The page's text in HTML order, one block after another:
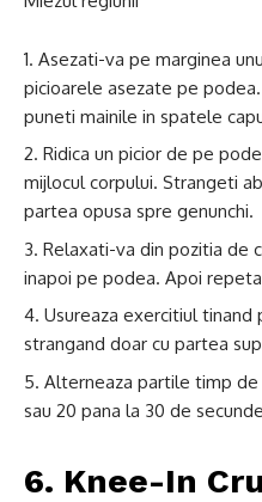
Asezati-va pe marginea
picioarele asezate pe
puneti mainile in spatele
Ridica un picior de pe
mijlocul corpului. Strangeti
partea opusa spre genunchi.
Relaxati-va din pozitia de
inapoi pe podea. Apoi
Usureaza exercitiul
strangand doar cu partea
Alterneaza partile timp de
sau 20 pana la 30 de
6. Knee-In